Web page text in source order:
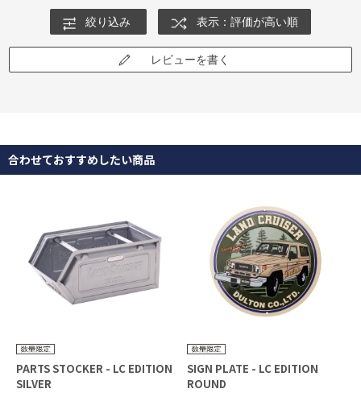
絞り込み 表示：評価が高い順
レビューを書く
合わせておすすめしたい商品
PARTS STOCKER - LC EDITION
SILVER
SIGN PLATE - LC EDITION
ROUND